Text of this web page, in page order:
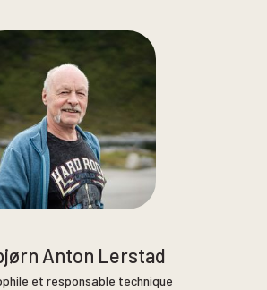
Anton Lerstad
et responsable technique